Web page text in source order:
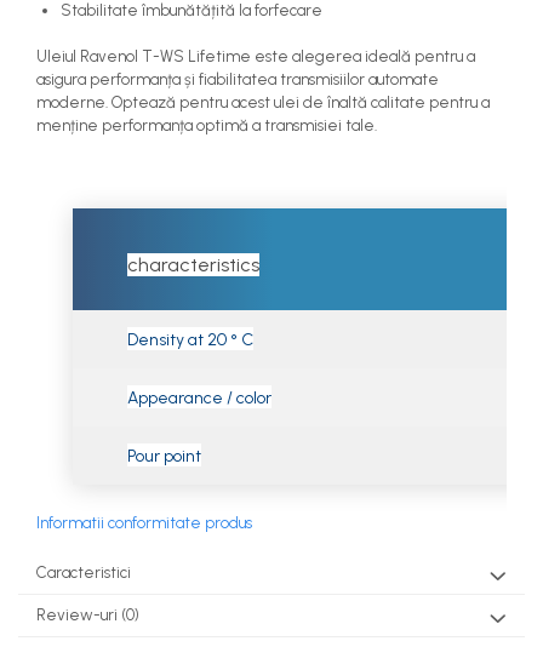
Stabilitate îmbunătățită la forfecare
Uleiul Ravenol T-WS Lifetime este alegerea ideală pentru a
asigura performanța și fiabilitatea transmisiilor automate
moderne. Optează pentru acest ulei de înaltă calitate pentru a
menține performanța optimă a transmisiei tale.
characteristics
Density at 20 ° C
Appearance / color
Pour point
Informatii conformitate produs
Caracteristici
Review-uri (0)